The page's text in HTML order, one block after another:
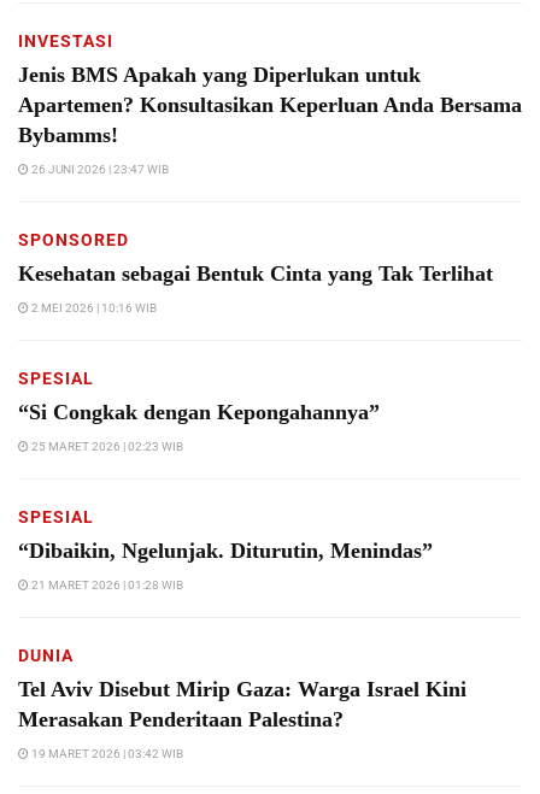
INVESTASI
Jenis BMS Apakah yang Diperlukan untuk
Apartemen? Konsultasikan Keperluan Anda Bersama
Bybamms!
26 JUNI 2026 | 23:47 WIB
SPONSORED
Kesehatan sebagai Bentuk Cinta yang Tak Terlihat
2 MEI 2026 | 10:16 WIB
SPESIAL
“Si Congkak dengan Kepongahannya”
25 MARET 2026 | 02:23 WIB
SPESIAL
“Dibaikin, Ngelunjak. Diturutin, Menindas”
21 MARET 2026 | 01:28 WIB
DUNIA
Tel Aviv Disebut Mirip Gaza: Warga Israel Kini
Merasakan Penderitaan Palestina?
19 MARET 2026 | 03:42 WIB